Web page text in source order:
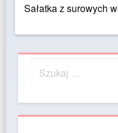
Sałatka z surowych